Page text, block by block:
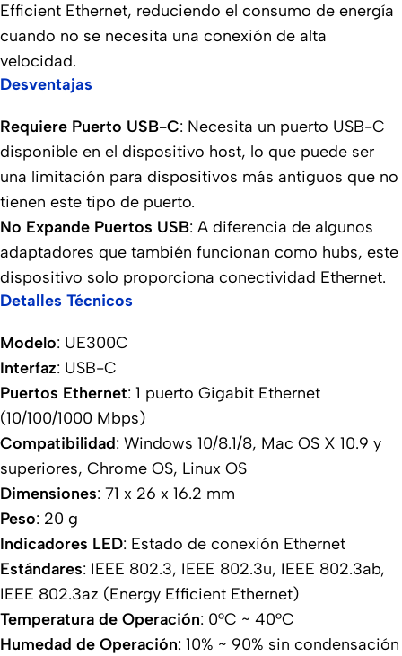
Efficient Ethernet, reduciendo el consumo de energía
cuando no se necesita una conexión de alta
velocidad.
Desventajas
Requiere Puerto USB-C: Necesita un puerto USB-C
disponible en el dispositivo host, lo que puede ser
una limitación para dispositivos más antiguos que no
tienen este tipo de puerto.
No Expande Puertos USB: A diferencia de algunos
adaptadores que también funcionan como hubs, este
dispositivo solo proporciona conectividad Ethernet.
Detalles Técnicos
Modelo: UE300C
Interfaz: USB-C
Puertos Ethernet: 1 puerto Gigabit Ethernet
(10/100/1000 Mbps)
Compatibilidad: Windows 10/8.1/8, Mac OS X 10.9 y
superiores, Chrome OS, Linux OS
Dimensiones: 71 x 26 x 16.2 mm
Peso: 20 g
Indicadores LED: Estado de conexión Ethernet
Estándares: IEEE 802.3, IEEE 802.3u, IEEE 802.3ab,
IEEE 802.3az (Energy Efficient Ethernet)
Temperatura de Operación: 0°C ~ 40°C
Humedad de Operación: 10% ~ 90% sin condensación